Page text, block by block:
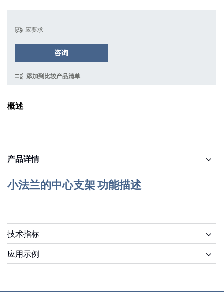
概述
应要求
咨询
添加到比较产品清单
产品详情
小法兰的中心支架 功能描述
技术指标
应用示例